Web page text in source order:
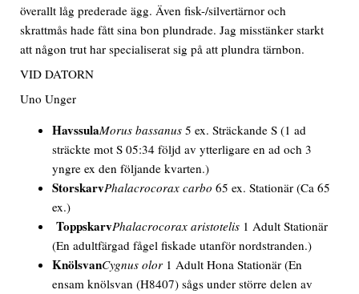
överallt låg prederade ägg. Även fisk-/silvertärnor och
skrattmås hade fått sina bon plundrade. Jag misstänker starkt
att någon trut har specialiserat sig på att plundra tärnbon.
VID DATORN
Uno Unger
HavssulaMorus bassanus 5 ex. Sträckande S(1 ad
sträckte mot S 05:34 följd av ytterligare en ad och 3
yngre ex den följande kvarten.)
StorskarvPhalacrocorax carbo 65 ex. Stationär(Ca 65
ex.)
ToppskarvPhalacrocorax aristotelis 1 Adult Stationär
(En adultfärgad fågel fiskade utanför nordstranden.)
KnölsvanCygnus olor1 AdultHona Stationär(En
ensam knölsvan (H8407) sågs under större delen av